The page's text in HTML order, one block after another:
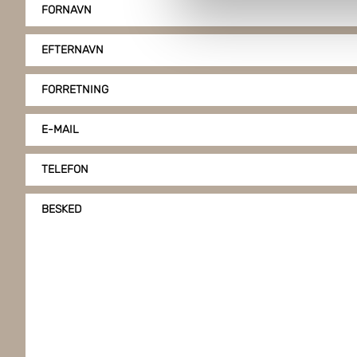
Boxon bruger cookies til at
klike på "Tilpas".
FORNAVN
EFTERNAVN
FORRETNING
E-MAIL
TELEFON
BESKED